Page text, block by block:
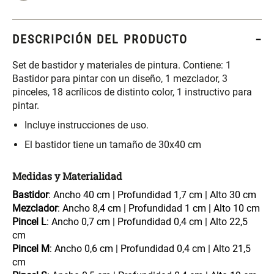
DESCRIPCIÓN DEL PRODUCTO
Set de bastidor y materiales de pintura. Contiene: 1
Bastidor para pintar con un diseño, 1 mezclador, 3
pinceles, 18 acrílicos de distinto color, 1 instructivo para
pintar.
Incluye instrucciones de uso.
El bastidor tiene un tamaño de 30x40 cm
Medidas y Materialidad
Bastidor: Ancho 40 cm | Profundidad 1,7 cm | Alto 30 cm
Mezclador: Ancho 8,4 cm | Profundidad 1 cm | Alto 10 cm
Pincel L: Ancho 0,7 cm | Profundidad 0,4 cm | Alto 22,5
cm
Pincel M: Ancho 0,6 cm | Profundidad 0,4 cm | Alto 21,5
cm
Set Sábanas Algodón satín 240
S/ 169.00S/ 143.65
Almohada Memory + Gel
S/ 124.00
con Forro
Bandejas con Puerta 23 x 23 x
Comoda Bambú con Puertas 80
x 33 x 80 cm
Almohada Sensación Plumas